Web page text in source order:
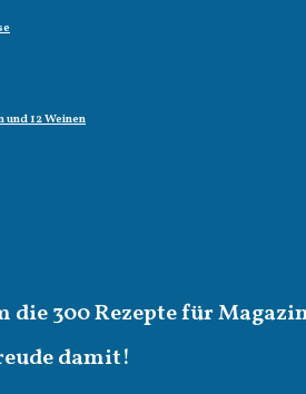
12 Weinen
300 Rezepte für
damit!